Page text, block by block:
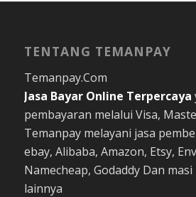
TENTANG TEMANPAY
Temanpay.Com
Jasa Bayar Online Terpercaya
pembayaran melalui Visa,
Temanpay melayani jasa
ebay, Alibaba, Amazon, Etsy,
Namecheap, Godaddy Dan
lainnya